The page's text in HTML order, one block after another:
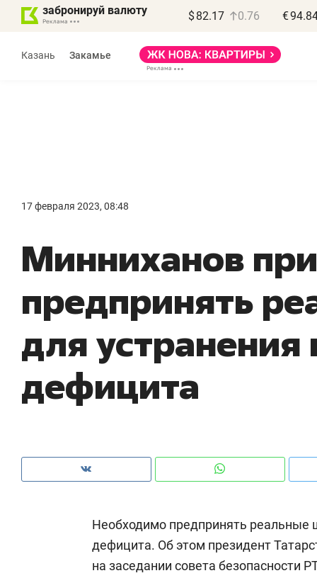
забронируй валюту $ 82.17 0.76 €
Казань Закамье
17 февраля 2023, 08:48
Минниханов
предпринять
для устранения
дефицита
Необходимо предпринять реальные
дефицита. Об этом президент
на заседании совета безопасности